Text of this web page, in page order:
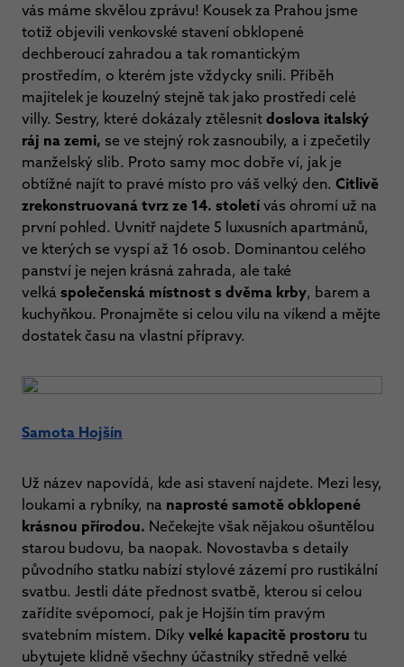
vás máme skvělou zprávu! Kousek za Prahou jsme
totiž objevili venkovské stavení obklopené
dechberoucí zahradou a tak romantickým
prostředím, o kterém jste vždycky snili. Příběh
majitelek je kouzelný stejně tak jako prostředí celé
villy. Sestry, které dokázaly ztělesnitdoslova italský
ráj na zemi, se ve stejný rok zasnoubily, a i zpečetily
manželský slib. Proto samy moc dobře ví, jak je
obtížné najít to pravé místo pro váš velký den. Citlivě
zrekonstruovaná tvrz ze 14. stoletívás ohromí už na
první pohled. Uvnitř najdete 5 luxusních apartmánů,
ve kterých se vyspí až 16 osob. Dominantou celého
panství je nejen krásná zahrada, ale také
velká společenská místnost s dvěma krby, barem a
kuchyňkou. Pronajměte si celou vilu na víkend a mějte
dostatek času na vlastní přípravy.
Samota Hojšín
Už název napovídá, kde asi stavení najdete. Mezi lesy,
loukami a rybníky, na naprosté samotě obklopené
krásnou přírodou. Nečekejte však nějakou ošuntělou
starou budovu, ba naopak. Novostavba s detaily
původního statku nabízí stylové zázemí pro rustikální
svatbu. Jestli dáte přednost svatbě, kterou si celou
zařídíte svépomocí, pak je Hojšín tím pravým
svatebním místem. Díky velké kapacitě prostoru tu
ubytujete klidně všechny účastníky středně velké